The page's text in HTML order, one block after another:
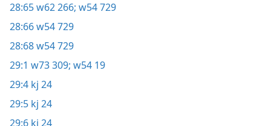
28:65w62 266; w54 729
28:66w54 729
28:68w54 729
29:1 w73 309; w54 19
29:4 kj 24
29:5 kj 24
29:6 kj 24